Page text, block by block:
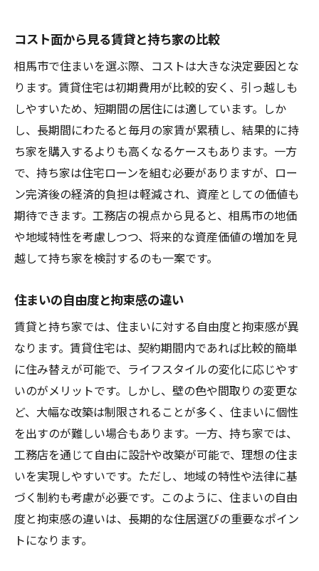
コスト面から見る賃貸と持ち家の比較
相馬市で住まいを選ぶ際、コストは大きな決定要因とな
ります。賃貸住宅は初期費用が比較的安く、引っ越しも
しやすいため、短期間の居住には適しています。しか
し、長期間にわたると毎月の家賃が累積し、結果的に持
ち家を購入するよりも高くなるケースもあります。一方
で、持ち家は住宅ローンを組む必要がありますが、ロー
ン完済後の経済的負担は軽減され、資産としての価値も
期待できます。工務店の視点から見ると、相馬市の地価
や地域特性を考慮しつつ、将来的な資産価値の増加を見
越して持ち家を検討するのも一案です。
住まいの自由度と拘束感の違い
賃貸と持ち家では、住まいに対する自由度と拘束感が異
なります。賃貸住宅は、契約期間内であれば比較的簡単
に住み替えが可能で、ライフスタイルの変化に応じやす
いのがメリットです。しかし、壁の色や間取りの変更な
ど、大幅な改築は制限されることが多く、住まいに個性
を出すのが難しい場合もあります。一方、持ち家では、
工務店を通じて自由に設計や改築が可能で、理想の住ま
いを実現しやすいです。ただし、地域の特性や法律に基
づく制約も考慮が必要です。このように、住まいの自由
度と拘束感の違いは、長期的な住居選びの重要なポイン
トになります。